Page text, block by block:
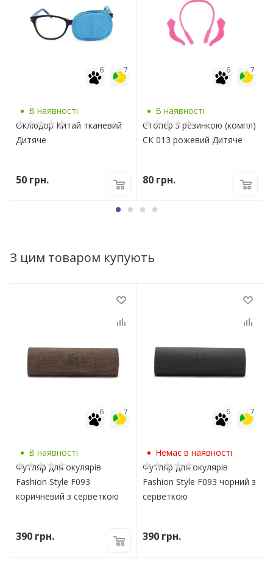
7
6
В наявності
Оклюдор Китай тканевий
Дитяче
50 грн.
7
6
В наявності
Стопер з резинкою (компл)
СК 013 рожевий Дитяче
80 грн.
З цим товаром купують
7
6
В наявності
Футляр для окулярів
Fashion Style F093
коричневий з серветкою
390 грн.
7
6
Немає в наявності
Футляр для окулярів
Fashion Style F093 чорний з
серветкою
390 грн.